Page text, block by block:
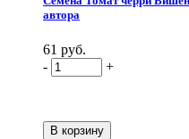
автора
61 руб.
-
+